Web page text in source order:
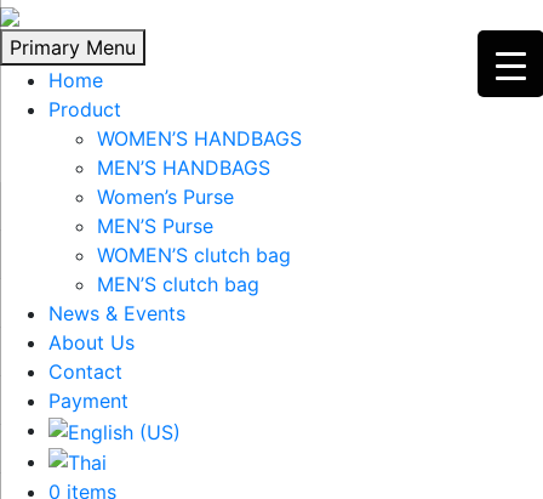
Skip
to
content
Primary Menu
Home
Product
WOMEN’S HANDBAGS
MEN’S HANDBAGS
Women’s Purse
MEN’S Purse
WOMEN’S clutch bag
MEN’S clutch bag
News & Events
About Us
Contact
Payment
0 items